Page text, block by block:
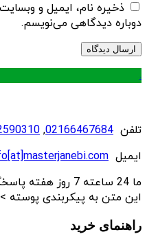
ذخیره نام، ایمیل و
دوباره دیدگاهی می‌نویسم.
.
تلفن 02166467684
,
ایمیل
ما 24 ساعته 7
این متن به پیکربندی پوسته
راهنمای خرید